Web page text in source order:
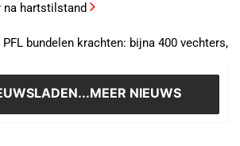
na hartstilstand
PFL bundelen krachten: bijna 400 vechters,
LADEN...MEER NIEUWS